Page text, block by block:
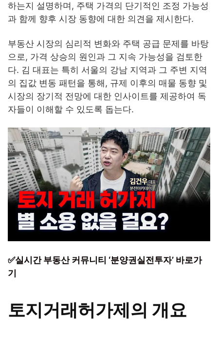
하는지 설명하며, 주택 가격의 단기적인 조정 가능성
과 함께 향후 시장 동향에 대한 의견을 제시한다.
부동산 시장의 심리적 변화와 주택 공급 문제를 바탕
으로, 가격 상승의 원인과 그 지속 가능성을 검토한
다. 김 대표는 특히 서울의 강남 지역과 그 주변 지역
의 집값 변동 패턴을 통해, 규제 이후의 매물 동향 및
시장의 장기적 전망에 대한 인사이트를 제공하여 독
자들이 이해할 수 있도록 돕는다.
✅실시간 부동산 커뮤니티 ‘분양권실전투자’ 바로가
기
토지거래허가제의 개요